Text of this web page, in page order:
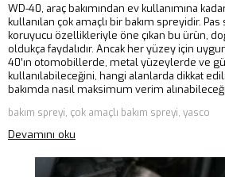
WD-40, araç bakımından ev kullanımına
kullanılan çok amaçlı bir bakım spreyidir. Pas
koruyucu özellikleriyle öne çıkan bu ürün,
oldukça faydalıdır. Ancak her yüzey için
40’ın otomobillerde, metal yüzeylerde ve
kullanılabileceğini, hangi alanlarda dikkat
bakımda nasıl maksimum verim
bakım spreyi, çok amaçlı bakım spreyi, yasco
Devamını oku